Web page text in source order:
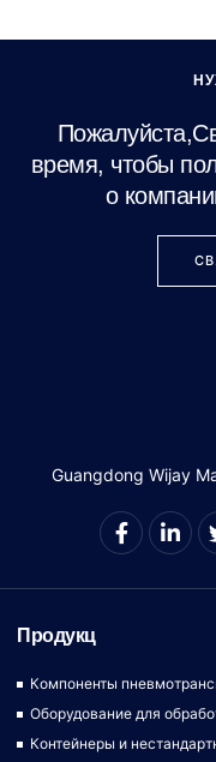
время, чтобы
о
Guangdong Wijay
Продукц
Компоненты
Оборудование для
Контейнеры и